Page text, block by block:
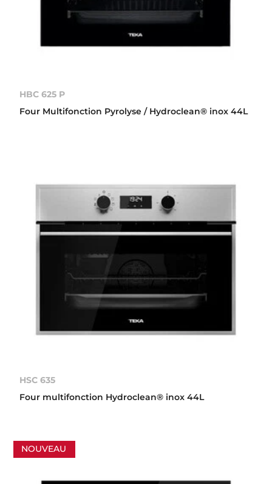
HBC 625 P
Four Multifonction Pyrolyse / Hydroclean® inox 44L
HSC 635
Four multifonction Hydroclean® inox 44L
NOUVEAU